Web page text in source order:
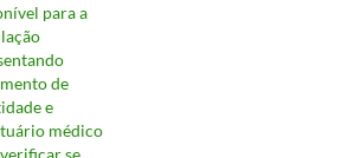
para a
de
e
médico
se